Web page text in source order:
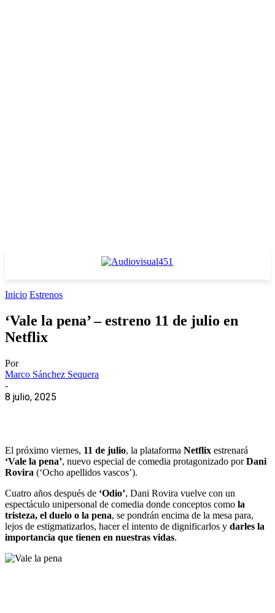
Inicio Estrenos
‘Vale la pena’ – estreno 11 de julio en
Netflix
Por
Marco Sánchez Sequera
-
8 julio, 2025
El próximo viernes, 11 de julio, la plataforma Netflix estrenará
‘Vale la pena’, nuevo especial de comedia protagonizado porDani
Rovira (‘Ocho apellidos vascos’).
Cuatro años después de ‘Odio’, Dani Rovira vuelve con un
espectáculo unipersonal de comedia donde conceptos como la
tristeza, el duelo o la pena, se pondrán encima de la mesa para,
lejos de estigmatizarlos, hacer el intento de dignificarlos y darles la
importancia que tienen en nuestras vidas.